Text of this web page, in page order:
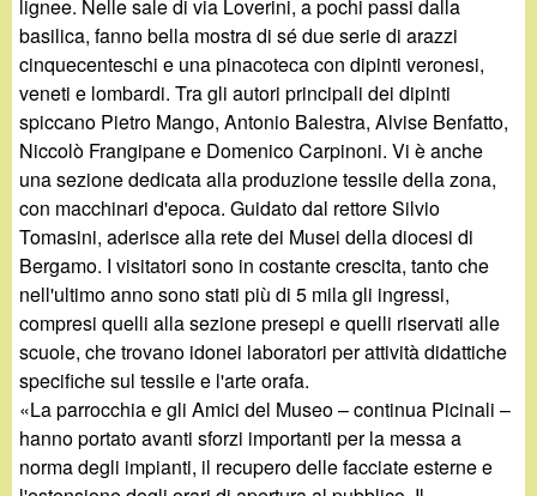
lignee. Nelle sale di via Loverini, a pochi passi dalla
basilica, fanno bella mostra di sé due serie di arazzi
cinquecenteschi e una pinacoteca con dipinti veronesi,
veneti e lombardi. Tra gli autori principali dei dipinti
spiccano Pietro Mango, Antonio Balestra, Alvise Benfatto,
Niccolò Frangipane e Domenico Carpinoni. Vi è anche
una sezione dedicata alla produzione tessile della zona,
con macchinari d'epoca. Guidato dal rettore Silvio
Tomasini, aderisce alla rete dei Musei della diocesi di
Bergamo. I visitatori sono in costante crescita, tanto che
nell'ultimo anno sono stati più di 5 mila gli ingressi,
compresi quelli alla sezione presepi e quelli riservati alle
scuole, che trovano idonei laboratori per attività didattiche
specifiche sul tessile e l'arte orafa.
«La parrocchia e gli Amici del Museo – continua Picinali –
hanno portato avanti sforzi importanti per la messa a
norma degli impianti, il recupero delle facciate esterne e